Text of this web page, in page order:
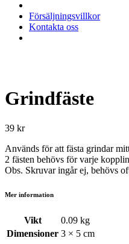
Försäljningsvillkor
Kontakta oss
Grindfäste
39 kr
Används för att fästa grindar
2 fästen behövs för varje
Obs. Skruvar ingår ej, behövs
Mer information
Vikt
0.09 kg
Dimensioner 3 × 5 cm